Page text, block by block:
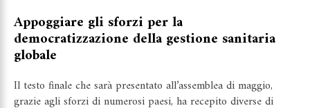
Appoggiare gli sforzi per la
democratizzazione della gestione sanitaria
globale
Il testo finale che sarà presentato all’assemblea di maggio,
grazie agli sforzi di numerosi paesi, ha recepito diverse di